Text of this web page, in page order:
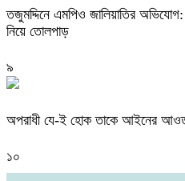
তজুমদ্দিনে এমপিও জালিয়াতির
নিয়ে তোলপাড়
৯
অপরাধী যে-ই হোক তাকে আইনের
১০